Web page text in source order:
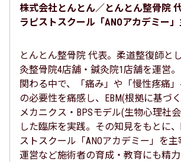
株式会社とんとん／とんとん整骨院
ラピストスクール「ANOアカデミー」
とんとん整骨院 代表。柔道整復師と
灸整骨院4店舗・鍼灸院1店舗を運営
関わる中で、「痛み」や「慢性疼痛
の必要性を痛感し、EBM(根拠に基づ
メカニクス・BPSモデル(生物心理社
した臨床を実践。その知見をもとに
ストスクール「ANOアカデミー」を
運営など施術者の育成・教育にも精